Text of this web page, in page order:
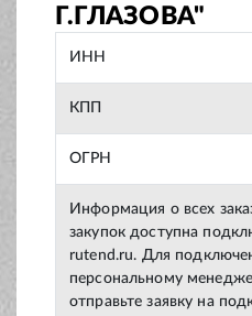
Г.ГЛАЗОВА"
ИНН
КПП
ОГРН
Информация о всех
закупок доступна
rutend.ru. Для
персональному
отправьте заявку на